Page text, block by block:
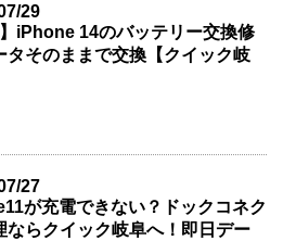
29
】iPhone 14のバッテリー交換修
タそのままで交換【クイック岐
27
が充電できない？ドックコネク
ならクイック岐阜へ！即日デー